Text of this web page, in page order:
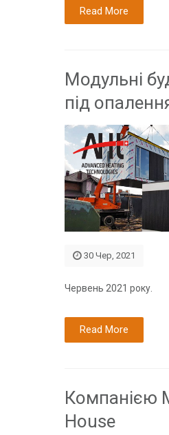
Read More
Модульні
під
30 Чер, 2021
Червень 2021 року.
Read More
Компанією
House